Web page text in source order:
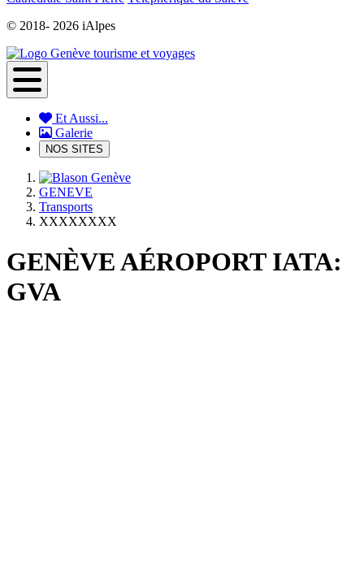
© 2018- 2026 iAlpes
Et Aussi...
Galerie
NOS SITES
GENEVE
Transports
XXXXXXXX
GENÈVE AÉROPORT IATA:
GVA